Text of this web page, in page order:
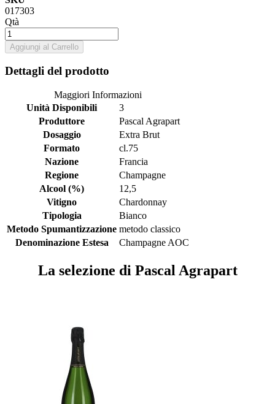
017303
Qtà
Aggiungi al Carrello
Dettagli del prodotto
Maggiori Informazioni
Unità Disponibili
3
Produttore
Pascal Agrapart
Dosaggio
Extra Brut
Formato
cl.75
Nazione
Francia
Regione
Champagne
Alcool (%)
12,5
Vitigno
Chardonnay
Tipologia
Bianco
Metodo Spumantizzazione metodo classico
Denominazione Estesa
Champagne AOC
La selezione di Pascal Agrapart